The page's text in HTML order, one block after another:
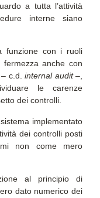
a tutta l’attività
interne siano
funzione con i ruoli
anche con
c.d. internal audit –,
le carenze
dei controlli.
implementato
dei controlli posti
non come mero
al principio di
dato numerico dei